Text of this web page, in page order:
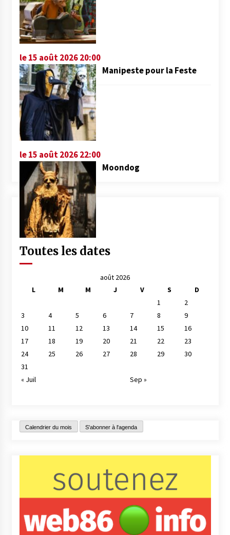
le 15 août 2026 20:00
Manipeste pour la Feste
le 15 août 2026 22:00
Moondog
Toutes les dates
août 2026
L
M M J V S
D
1
2
3
4 5 6 7 8
9
10
11 12 13 14 15
16
17
18 19 20 21 22
23
24
25 26 27 28 29
30
31
« Juil
Sep »
Calendrier du mois S'abonner à l'agenda